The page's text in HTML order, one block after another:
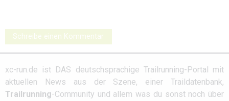
Schreibe einen Kommentar
xc-run.de ist DAS deutschsprachige Trailrunning-Portal mit
aktuellen News aus der Szene, einer Traildatenbank,
Trailrunning-Community und allem was du sonst noch über